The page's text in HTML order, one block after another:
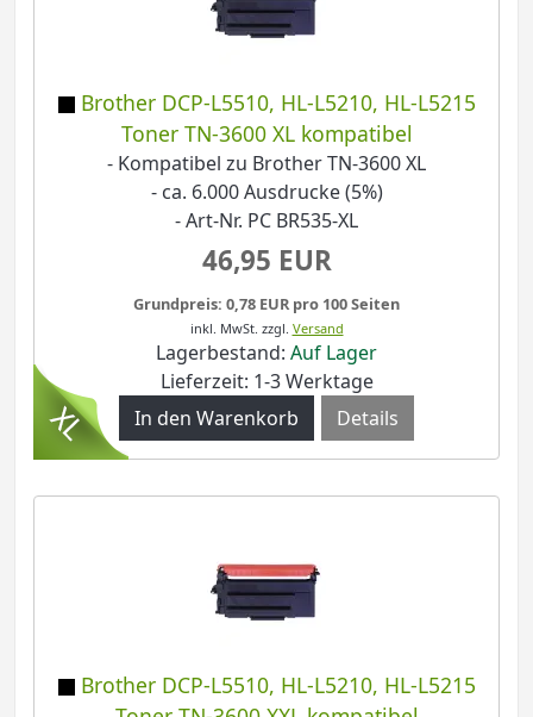
Brother DCP-L5510, HL-L5210, HL-L5215
Toner TN-3600 XL kompatibel
- Kompatibel zu Brother TN-3600 XL
- ca. 6.000 Ausdrucke (5%)
- Art-Nr. PC BR535-XL
46,95 EUR
Grundpreis: 0,78 EUR pro 100 Seiten
inkl. MwSt. zzgl. Versand
Lagerbestand: Auf Lager
Lieferzeit: 1-3 Werktage
Details
Brother DCP-L5510, HL-L5210, HL-L5215